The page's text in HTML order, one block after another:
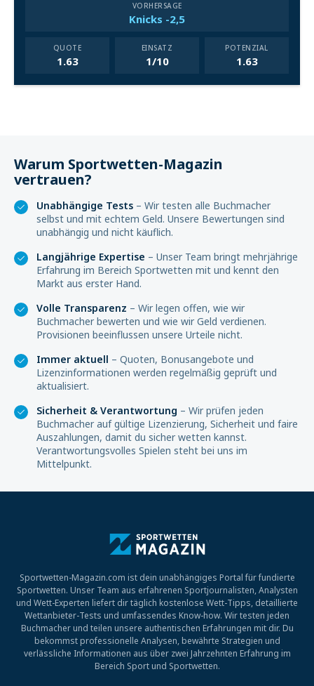
VORHERSAGE
Knicks -2,5
QUOTE
1.63
EINSATZ
1/10
POTENZIAL
1.63
Warum Sportwetten-Magazin
vertrauen?
Unabhängige Tests – Wir testen alle Buchmacher
selbst und mit echtem Geld. Unsere Bewertungen sind
unabhängig und nicht käuflich.
Langjährige Expertise – Unser Team bringt mehrjährige
Erfahrung im Bereich Sportwetten mit und kennt den
Markt aus erster Hand.
Volle Transparenz – Wir legen offen, wie wir
Buchmacher bewerten und wie wir Geld verdienen.
Provisionen beeinflussen unsere Urteile nicht.
Immer aktuell – Quoten, Bonusangebote und
Lizenzinformationen werden regelmäßig geprüft und
aktualisiert.
Sicherheit & Verantwortung – Wir prüfen jeden
Buchmacher auf gültige Lizenzierung, Sicherheit und faire
Auszahlungen, damit du sicher wetten kannst.
Verantwortungsvolles Spielen steht bei uns im
Mittelpunkt.
Sportwetten-Magazin.com ist dein unabhängiges Portal für fundierte
Sportwetten. Unser Team aus erfahrenen Sportjournalisten, Analysten
und Wett-Experten liefert dir täglich kostenlose Wett-Tipps, detaillierte
Wettanbieter-Tests und umfassendes Know-how. Wir testen jeden
Buchmacher und teilen unsere authentischen Erfahrungen mit dir. Du
bekommst professionelle Analysen, bewährte Strategien und
verlässliche Informationen aus über zwei Jahrzehnten Erfahrung im
Bereich Sport und Sportwetten.